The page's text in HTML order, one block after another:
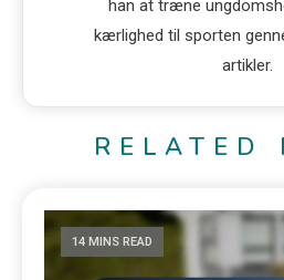
han at træne
kærlighed til sporten
artikler.
RELATED
14 MINS READ